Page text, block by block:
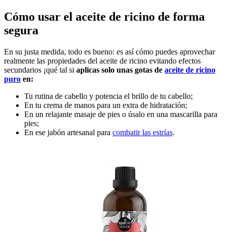
Cómo usar el aceite de ricino de forma
segura
En su justa medida, todo es bueno: es así cómo puedes aprovechar
realmente las propiedades del aceite de ricino evitando efectos
secundarios ¡qué tal si aplicas solo unas gotas de aceite de ricino
puro en:
Tu rutina de cabello y potencia el brillo de tu cabello;
En tu crema de manos para un extra de hidratación;
En un relajante masaje de pies o úsalo en una mascarilla para
pies;
En ese jabón artesanal para combatir las estrías.